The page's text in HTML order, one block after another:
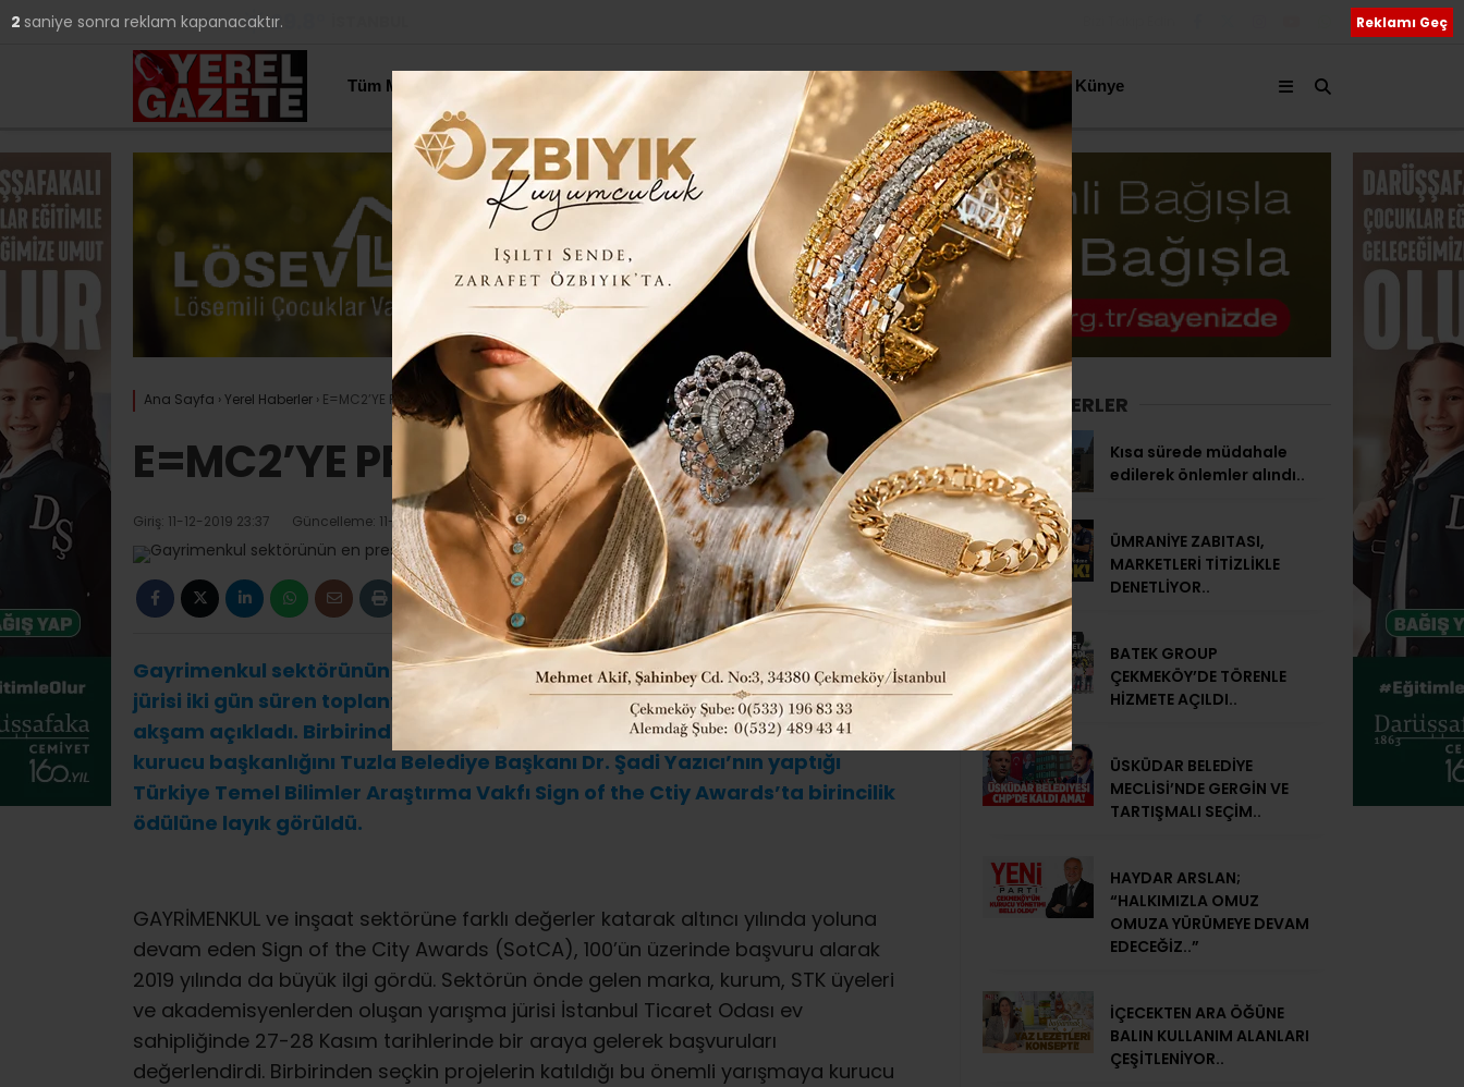
YAZARLAR 29.8
Tüm Manşetler Yerel Haberler Genel Siyaset Kültür Sanat Hakkımızda Künye
Ana Sayfa › Yerel Haberler › E=MC2’YE PRESTİJLİ BÜYÜK ÖDÜL..
E=MC2’YE PRESTİJLİ BÜYÜK ÖDÜL..
Giriş: 11-12-2019 23:37 Güncelleme: 11-12-2019 23:37 365 Yerel Haberler
ABONE OL
Gayrimenkul sektörünün en prestijli yarışması Sign of the City Awards
jürisi iki gün süren toplantılarla başvuruları değerlendirdi ve sonuçları bu
akşam açıkladı. Birbirinden seçkin projelerin katıldığı bu önemli yarışmaya
kurucu başkanlığını Tuzla Belediye Başkanı Dr. Şadi Yazıcı’nın yaptığı
Türkiye Temel Bilimler Araştırma Vakfı Sign of the Ctiy Awards’ta birincilik
ödülüne layık görüldü.
GAYRİMENKUL ve inşaat sektörüne farklı değerler katarak altıncı yılında yoluna
devam eden Sign of the City Awards (SotCA), 100’ün üzerinde başvuru alarak
2019 yılında da büyük ilgi gördü. Sektörün önde gelen marka, kurum, STK üyeleri
ve akademisyenlerden oluşan yarışma jürisi İstanbul Ticaret Odası ev
sahipliğinde 27-28 Kasım tarihlerinde bir araya gelerek başvuruları
değerlendirdi. Birbirinden seçkin projelerin katıldığı bu önemli yarışmaya kurucu
SON HABERLER
Kısa sürede müdahale
edilerek önlemler alındı..
ÜMRANİYE ZABITASI,
MARKETLERİ TİTİZLİKLE
DENETLİYOR..
BATEK GROUP
ÇEKMEKÖY’DE TÖRENLE
HİZMETE AÇILDI..
ÜSKÜDAR BELEDİYE
MECLİSİ’NDE GERGİN VE
TARTIŞMALI SEÇİM..
HAYDAR ARSLAN;
“HALKIMIZLA OMUZ
OMUZA YÜRÜMEYE DEVAM
EDECEĞİZ..”
İÇECEKTEN ARA ÖĞÜNE
BALIN KULLANIM ALANLARI
ÇEŞİTLENİYOR..
1 saniye sonra reklam kapanacaktır. Reklamı Geç